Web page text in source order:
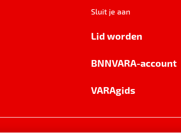
Sluit je aan
Lid worden
BNNVARA-account
VARAgids